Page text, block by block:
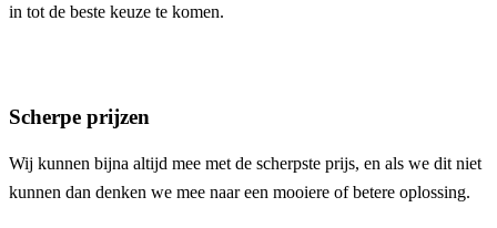
in tot de beste keuze te komen.
Scherpe prijzen
Wij kunnen bijna altijd mee met de scherpste prijs, en als we dit niet
kunnen dan denken we mee naar een mooiere of betere oplossing.